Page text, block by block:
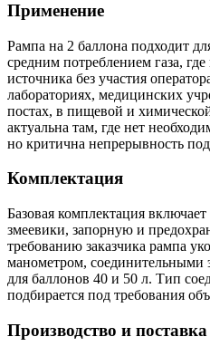
Применение
Рампа на 2 баллона подходит
средним потреблением газа,
источника без участия
лабораториях, медицинских
постах, в пищевой и
актуальна там, где нет
но критична непрерывность
Комплектация
Базовая комплектация
змеевики, запорную и
требованию заказчика рампа
манометром, соединительными
для баллонов 40 и 50 л. Тип
подбирается под требования
Производство и поставка